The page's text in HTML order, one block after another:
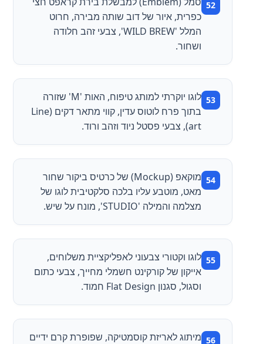
כפרית, איור של דוב שותה מבירה, חרוט
המלל 'WILD BREW', צבעי זהב חלודה
ושחור.
לוגו יוקרתי למותג טיפוח, האות 'M' שזורה
בתוך פרח לוטוס עדין, קווי מתאר דקים (Line
art), צבעי פסטל ניוד וזהב ורוד.
מוקאפ (Mockup) של כרטיס ביקור שחור
מאט, מוטבע עליו בלכה סלקטיבית לוגו של
מצלמה והמילה 'STUDIO', מונח על שיש.
לוגו וקטורי צבעוני לאפליקציית משלוחים,
אייקון של קורקינט חשמלי מחייך, צבעי כתום
וסגול, סגנון Flat Design חמוד.
מיתוג לאריזת קוסמטיקה, שפופרת קרם ידיים